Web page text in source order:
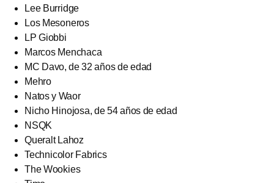
Lee Burridge
Los Mesoneros
LP Giobbi
Marcos Menchaca
MC Davo, de 32 años de edad
Mehro
Natos y Waor
Nicho Hinojosa, de 54 años de edad
NSQK
Queralt Lahoz
Technicolor Fabrics
The Wookies